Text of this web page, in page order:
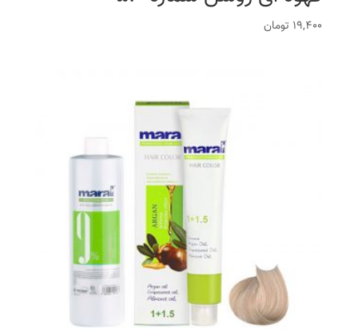
19,400 تومان